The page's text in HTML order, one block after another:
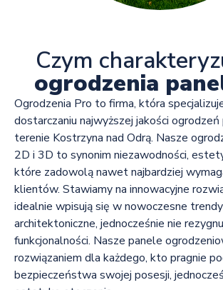
Czym
ogrodzenia
Ogrodzenia Pro to firma, która
dostarczaniu najwyższej jakości
terenie Kostrzyna nad Odrą. Nasze
2D i 3D to synonim niezawodności,
które zadowolą nawet najbardziej
klientów. Stawiamy na innowacyjne
idealnie wpisują się w nowoczesne trendy
architektoniczne, jednocześnie nie
funkcjonalności. Nasze panele
rozwiązaniem dla każdego, kto pragnie
bezpieczeństwa swojej posesji,